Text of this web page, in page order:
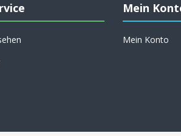
Mein
Mein Konto